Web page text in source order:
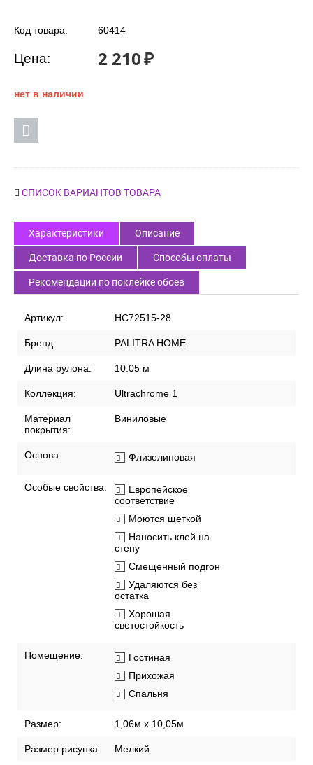
Код товара: 60414
Цена: 2 210₽
нет в наличии
СПИСОК ВАРИАНТОВ ТОВАРА
Характеристики Описание
Доставка по России Способы оплаты
Рекомендации по поклейке обоев
Артикул: HC72515-28
Бренд: PALITRA HOME
Длина рулона: 10.05 м
Коллекция: Ultrachrome 1
Материал
покрытия:
Виниловые
Основа: Флизелиновая
Особые свойства:
Европейское
соответствие
Моются щеткой
Наносить клей на
стену
Смещенный подгон
Удаляются без
остатка
Хорошая
светостойкость
Помещение:
Гостиная
Прихожая
Спальня
Размер: 1,06м х 10,05м
Размер рисунка: Мелкий